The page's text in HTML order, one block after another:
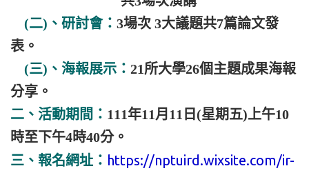
(二)、研討會： 3場次 3大議題共7篇論文發
表。
(三)、海報展示： 21所大學26個主題成果海報
分享。
二、活動期間： 111年11月11日(星期五)上午10
時至下午4時40分。
三、報名網址： https://nptuird.wixsite.com/ir-